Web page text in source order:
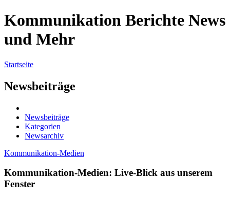
Kommunikation Berichte News
und Mehr
Startseite
Newsbeiträge
Newsbeiträge
Kategorien
Newsarchiv
Kommunikation-Medien
Kommunikation-Medien: Live-Blick aus unserem
Fenster